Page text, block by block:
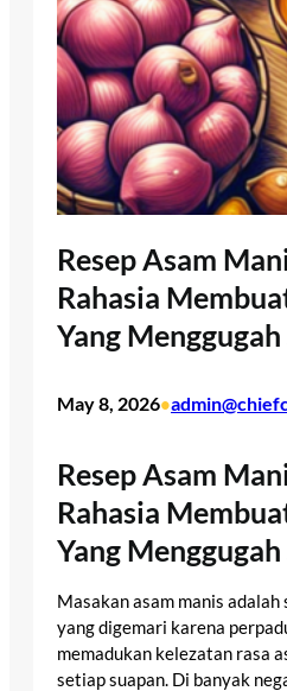
Resep Asam
Rahasia
Yang Menggugah
May 8, 2026•
Resep Asam
Rahasia
Yang Menggugah
Masakan asam manis adalah
yang digemari karena
memadukan kelezatan rasa
setiap suapan. Di banyak